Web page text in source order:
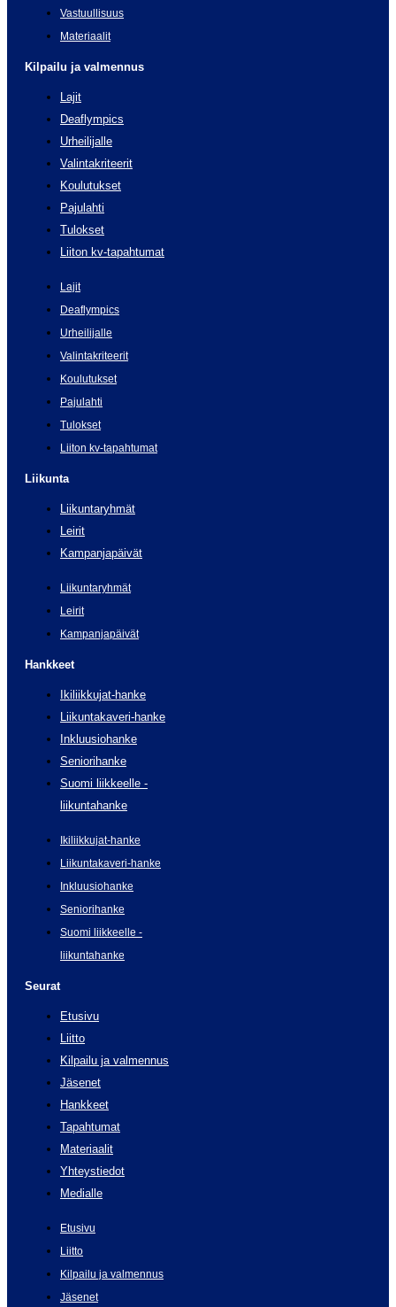
Vastuullisuus
Materiaalit
Kilpailu ja valmennus
Lajit
Deaflympics
Urheilijalle
Valintakriteerit
Koulutukset
Pajulahti
Tulokset
Liiton kv-tapahtumat
Lajit
Deaflympics
Urheilijalle
Valintakriteerit
Koulutukset
Pajulahti
Tulokset
Liiton kv-tapahtumat
Liikunta
Liikuntaryhmät
Leirit
Kampanjapäivät
Liikuntaryhmät
Leirit
Kampanjapäivät
Hankkeet
Ikiliikkujat-hanke
Liikuntakaveri-hanke
Inkluusiohanke
Seniorihanke
Suomi liikkeelle -
liikuntahanke
Ikiliikkujat-hanke
Liikuntakaveri-hanke
Inkluusiohanke
Seniorihanke
Suomi liikkeelle -
liikuntahanke
Seurat
Etusivu
Liitto
Kilpailu ja valmennus
Jäsenet
Hankkeet
Tapahtumat
Materiaalit
Yhteystiedot
Medialle
Etusivu
Liitto
Kilpailu ja valmennus
Jäsenet